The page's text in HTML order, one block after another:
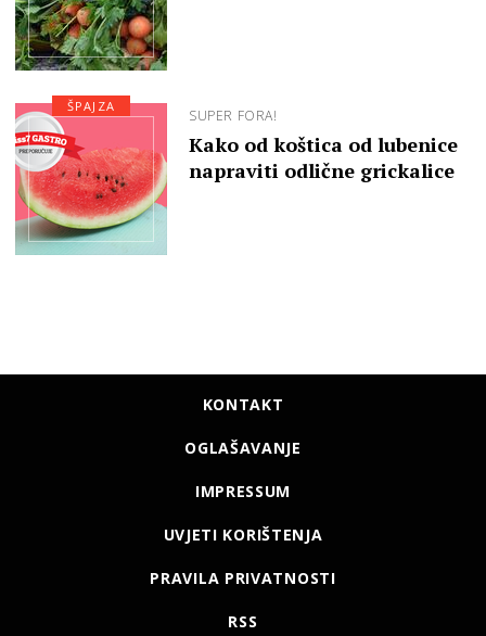
SUPER FORA!
Kako od koštica od lubenice
napraviti odlične grickalice
ŠPAJZA
KONTAKT
OGLAŠAVANJE
IMPRESSUM
UVJETI KORIŠTENJA
PRAVILA PRIVATNOSTI
RSS